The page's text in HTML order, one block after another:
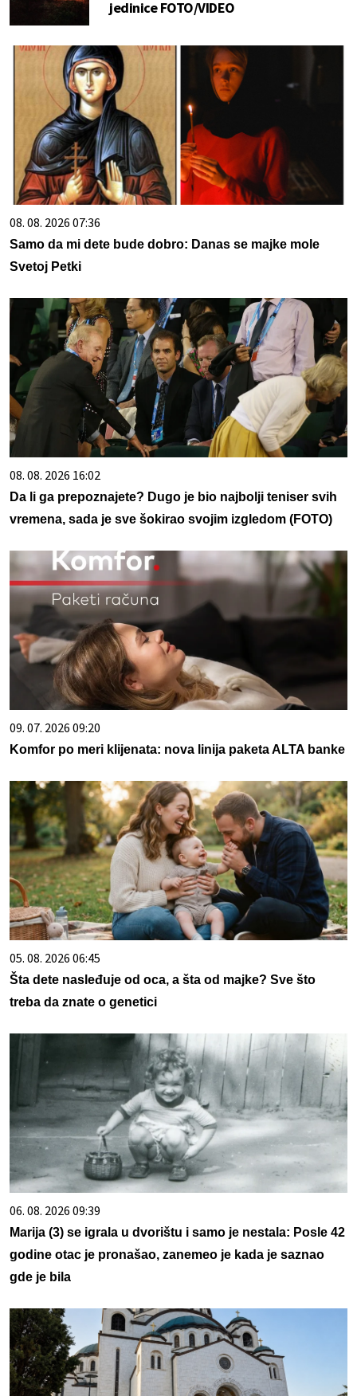
jedinice FOTO/VIDEO
08. 08. 2026 07:36
Samo da mi dete bude dobro: Danas se majke mole
Svetoj Petki
08. 08. 2026 16:02
Da li ga prepoznajete? Dugo je bio najbolji teniser svih
vremena, sada je sve šokirao svojim izgledom (FOTO)
09. 07. 2026 09:20
Komfor po meri klijenata: nova linija paketa ALTA banke
05. 08. 2026 06:45
Šta dete nasleđuje od oca, a šta od majke? Sve što
treba da znate o genetici
06. 08. 2026 09:39
Marija (3) se igrala u dvorištu i samo je nestala: Posle 42
godine otac je pronašao, zanemeo je kada je saznao
gde je bila